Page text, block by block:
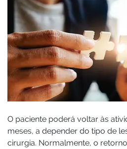
O paciente poderá voltar às
meses, a depender do tipo de
cirurgia. Normalmente, o